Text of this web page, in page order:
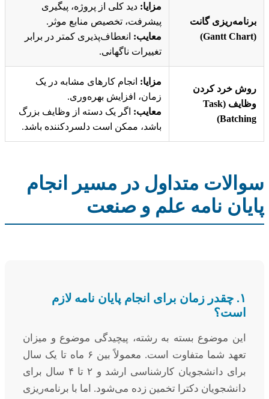
برنامه‌ریزی گانت
(Gantt Chart)
مزایا: دید کلی از پروژه، پیگیری
پیشرفت، تخصیص منابع موثر.
معایب: انعطاف‌پذیری کمتر در برابر
تغییرات ناگهانی.
روش خرد کردن
وظایف (Task
Batching)
مزایا: انجام کارهای مشابه در یک
زمان، افزایش بهره‌وری.
معایب: اگر یک دسته از وظایف بزرگ
باشد، ممکن است دلسردکننده باشد.
سوالات متداول در مسیر انجام
پایان نامه علم و صنعت
۱. چقدر زمان برای انجام پایان نامه لازم
است؟
این موضوع بسته به رشته، پیچیدگی موضوع و میزان
تعهد شما متفاوت است. معمولاً بین ۶ ماه تا یک سال
برای دانشجویان کارشناسی ارشد و ۲ تا ۴ سال برای
دانشجویان دکترا تخمین زده می‌شود. اما با برنامه‌ریزی